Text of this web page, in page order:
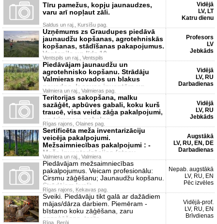
Tīru pamežus, kopju jaunaudzes,
varu arī nopļaut zāli.
Saldus un raj., Kursīšu pag.
Vidējā
LV, LT
Katru dienu
Uzņēmums zs Graudupes piedāvā
jaunaudžu kopšanas, agrotehniskās
kopšanas, stādīšanas pakapojumus.
Ventspils un līdz 10
Ventspils un raj., Ventspils
Profesors
LV
Jebkāds
Piedāvājam jaunaudžu un
agrotehnisko kopšanu. Strādāju
Valmieras novados un blakus
novados. Ir savas inventārs un
transp
Valmiera un raj., Valmieras pag.
Vidējā
LV, RU
Darbadienas
Teritorijas sakopšana, malku
sazāģēt, apbūves gabali, koku kurš
traucē, visa veida zāģa pakalpojumi,
un trimmera pakalpo
Rīgas rajons, Olaines pag.
Vidējā
LV, RU
Jebkāds
Sertificēta meža inventarizāciju
veicēja pakalpojumi.
Mežsaimniecības pakalpojumi : -
Meža inventarizācijas (atsev
Valmiera un raj., Valmiera
Augstākā
LV, RU, EN, DE
Darbadienas
Piedāvājam mežsaimniecības
pakalpojumus. Veicam profesionālu:
Cirsmu zāģēšanu; Jaunaudžu kopšanu.
Strādājam kvalit
Rīgas rajons, Ķekavas pag.
Nepab. augstākā
LV, RU, EN
Pēc izvēles
Sveiki. Piedāvāju tikt galā ar dažādiem
mājas/dārza darbiem. Piemēram -
bīstamo koku zāģēšana, zaru
apzaģēšana, terito
Rīga, Berģi
Vidējā-prof.
LV, RU, EN
Brīvdienas